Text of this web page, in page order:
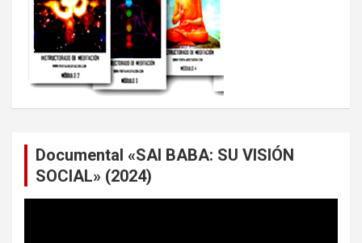
Documental «SAI BABA: SU VISIÓN
SOCIAL» (2024)